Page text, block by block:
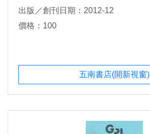
出版／創刊日期：2012-12
價格：100
五南書店(開新視窗)